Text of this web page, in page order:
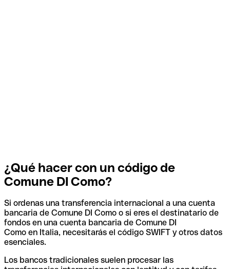
¿Qué hacer con un código de
Comune DI Como?
Si ordenas una transferencia internacional a una cuenta
bancaria de Comune DI Como o si eres el destinatario de
fondos en una cuenta bancaria de Comune DI
Como en Italia, necesitarás el código SWIFT y otros datos
esenciales.
Los bancos tradicionales suelen procesar las